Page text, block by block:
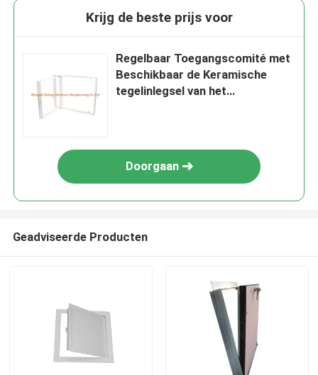
Krijg de beste prijs voor
Regelbaar Toegangscomité met
Beschikbaar de Keramische
tegelinlegsel van het
Doorgaan
Geadviseerde Producten